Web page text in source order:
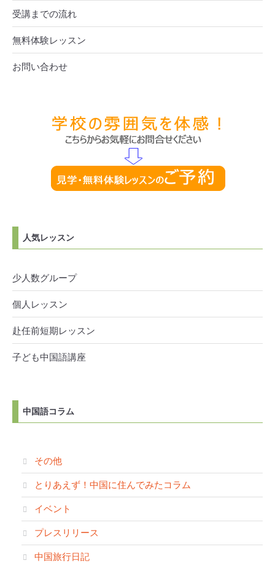
受講までの流れ
無料体験レッスン
お問い合わせ
人気レッスン
少人数グループ
個人レッスン
赴任前短期レッスン
子ども中国語講座
中国語コラム
その他
とりあえず！中国に住んでみたコラム
イベント
プレスリリース
中国旅行日記